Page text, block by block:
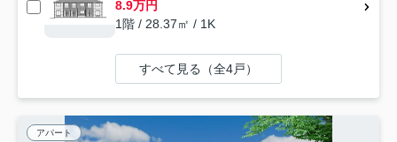
8.9万円
1階 / 28.37㎡ / 1K
すべて見る（全4戸）
アパート